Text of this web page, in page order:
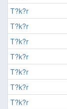
T?k?r
T?k?r
T?k?r
T?k?r
T?k?r
T?k?r
T?k?r